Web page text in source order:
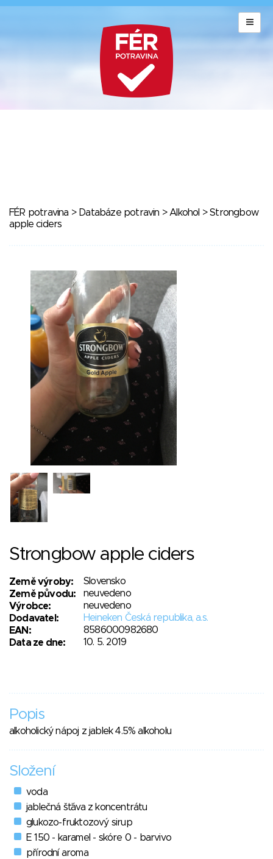
FÉR potravina > Databáze potravin > Alkohol > Strongbow
apple ciders
Strongbow apple ciders
Země výroby:
Slovensko
Země původu:
neuvedeno
Výrobce:
neuvedeno
Dodavatel:
Heineken Česká republika, a.s.
EAN:
8586000982680
Data ze dne:
10. 5. 2019
Popis
alkoholický nápoj z jablek 4.5% alkoholu
Složení
voda
jablečná šťáva z koncentrátu
glukozo-fruktozový sirup
E 150 - karamel - skóre 0 - barvivo
přírodní aroma